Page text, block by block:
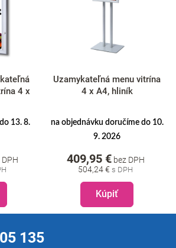
4 x
13. 8.
Uzamykateľná menu vitrína
4 x A4, hliník
na objednávku doručíme do 10.
9. 2026
504,24 €
409,95 €bez DPH
Kúpiť
135